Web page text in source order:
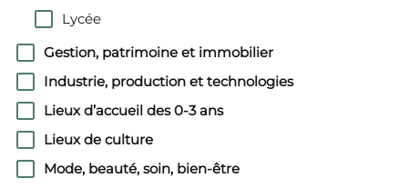
Lycée
Gestion, patrimoine et immobilier
Industrie, production et technologies
Lieux d’accueil des 0-3 ans
Lieux de culture
Mode, beauté, soin, bien-être